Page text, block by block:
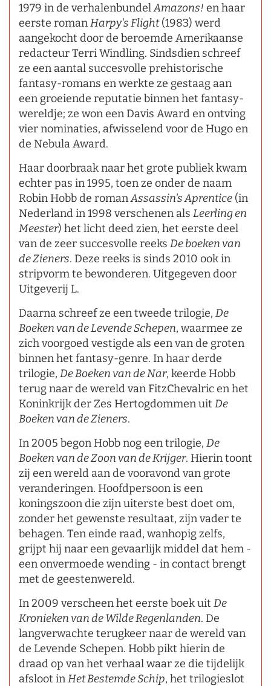
1979 in de verhalenbundelAmazons! en haar
eerste romanHarpy's Flight(1983) werd
aangekocht door de beroemde Amerikaanse
redacteur Terri Windling. Sindsdien schreef
ze een aantal succesvolle prehistorische
fantasy-romans en werkte ze gestaag aan
een groeiende reputatie binnen het fantasy-
wereldje; ze won een Davis Award en ontving
vier nominaties, afwisselend voor de Hugo en
de Nebula Award.
Haar doorbraak naar het grote publiek kwam
echter pas in 1995, toen ze onder de naam
Robin Hobb de romanAssassin's Aprentice (in
Nederland in 1998 verschenen als Leerling en
Meester) het licht deed zien, het eerste deel
van de zeer succesvolle reeks De boeken van
de Zieners. Deze reeks is sinds 2010 ook in
stripvorm te bewonderen. Uitgegeven door
Uitgeverij L.
Daarna schreef ze een tweede trilogie, De
Boeken van de Levende Schepen, waarmee ze
zich voorgoed vestigde als een van de groten
binnen het fantasy-genre. In haar derde
trilogie, De Boeken van de Nar, keerde Hobb
terug naar de wereld van FitzChevalric en het
Koninkrijk der Zes Hertogdommen uit De
Boeken van de Zieners.
In 2005 begon Hobb nog een trilogie, De
Boeken van de Zoon van de Krijger. Hierin toont
zij een wereld aan de vooravond van grote
veranderingen. Hoofdpersoon is een
koningszoon die zijn uiterste best doet om,
zonder het gewenste resultaat, zijn vader te
behagen. Ten einde raad, wanhopig zelfs,
grijpt hij naar een gevaarlijk middel dat hem -
een onvermoede wending - in contact brengt
met de geestenwereld.
In 2009 verscheen het eerste boek uit De
Kronieken van de Wilde Regenlanden. De
langverwachte terugkeer naar de wereld van
de Levende Schepen. Hobb pikt hierin de
draad op van het verhaal waar ze die tijdelijk
afsloot inHet Bestemde Schip, het trilogieslot